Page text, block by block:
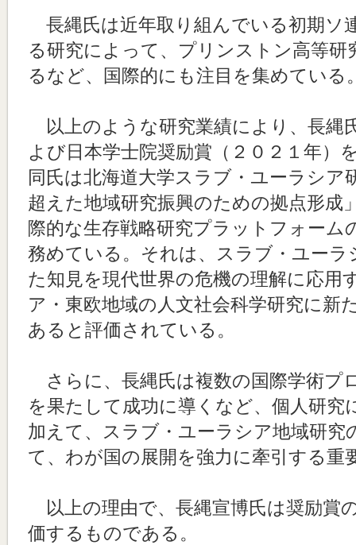
長縄氏は近年取り組んでいる初期ソ
る研究によって、プリンストン高等研
るなど、国際的にも注目を集めている
以上のような研究業績により、長縄
よび日本学士院奨励賞（２０２１年）
同氏は北海道大学スラブ・ユーラシア
超えた地域研究振興のための拠点形成
際的な生存戦略研究プラットフォーム
務めている。それは、スラブ・ユー
た知見を現代世界の危機の理解に応用
ア・東欧地域の人文社会科学研究に新
あると評価されている。
さらに、長縄氏は複数の国際学術プ
を果たして成功に導くなど、個人研究
加えて、スラブ・ユーラシア地域研究
て、わが国の展開を強力に牽引する重
以上の理由で、長縄宣博氏は奨励賞
価するものである。